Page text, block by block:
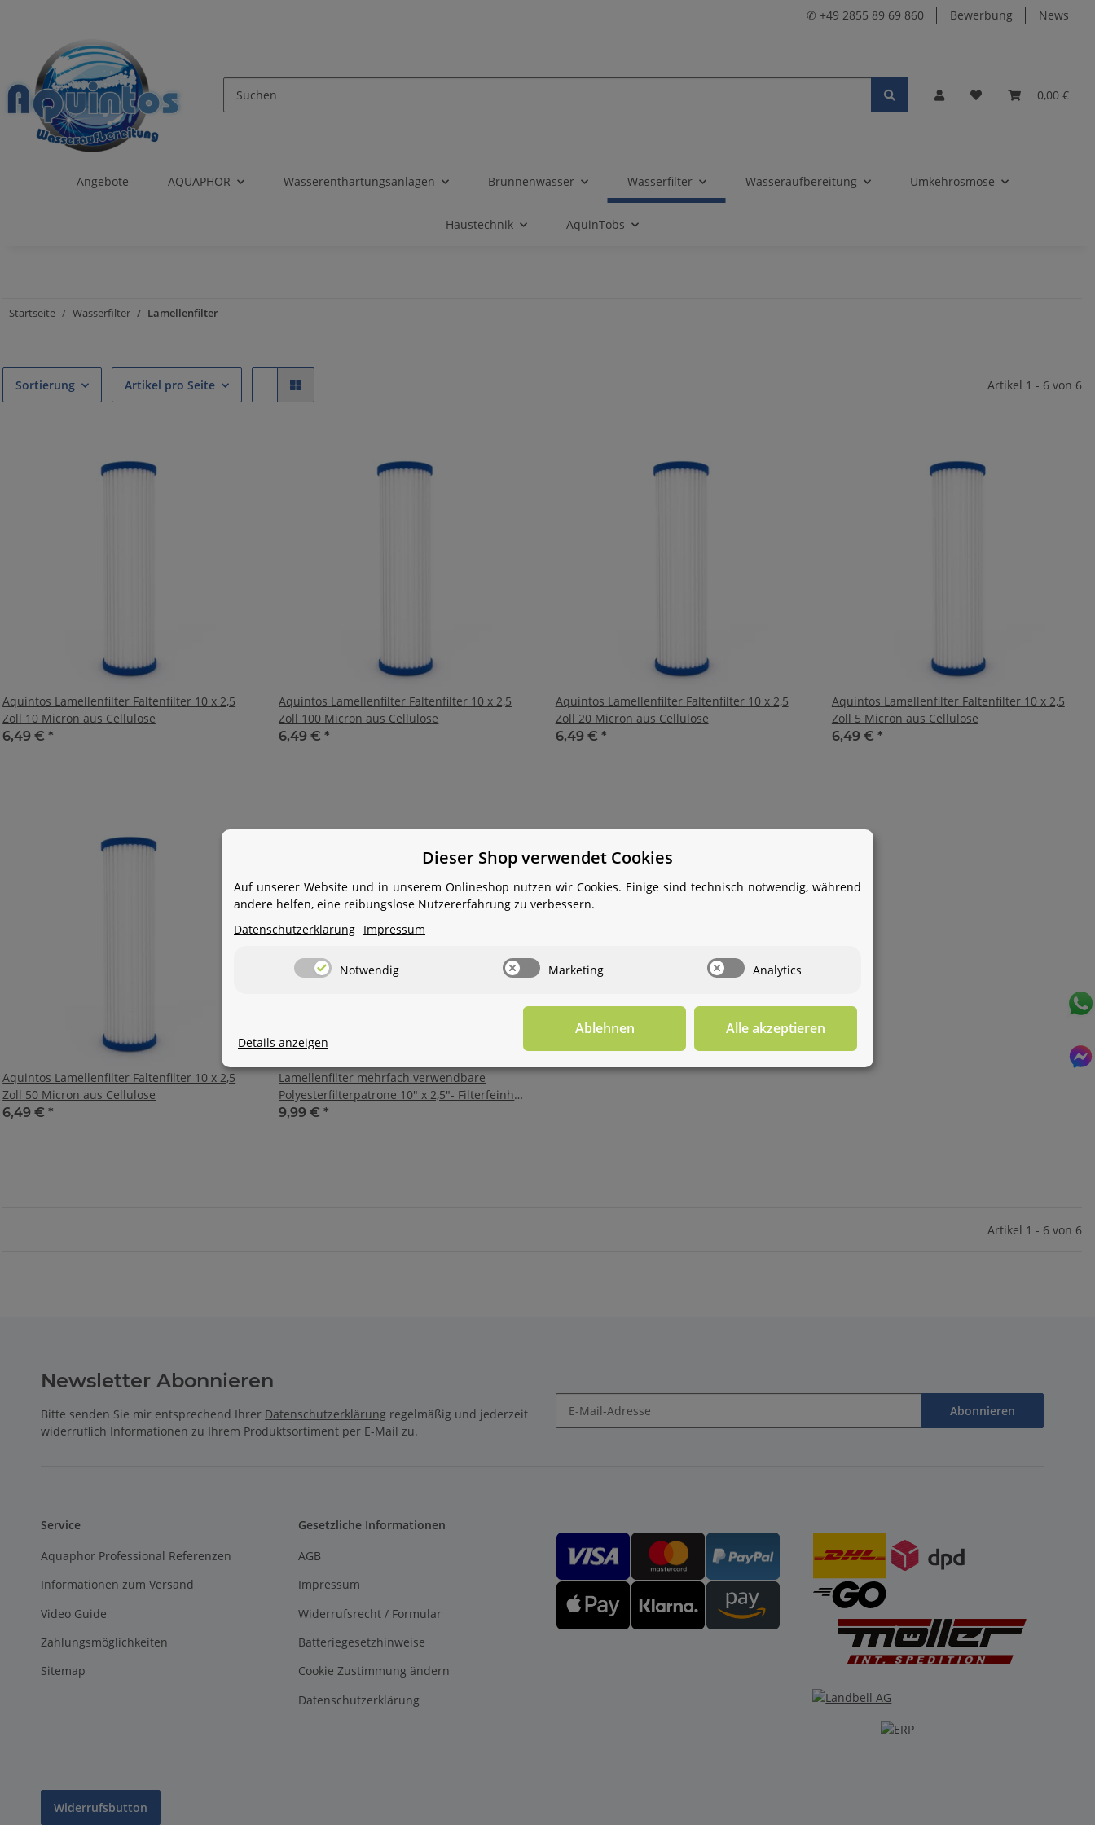
✆ +49 2855 89 69 860 Bewerbung News
0,00 €
Angebote AQUAPHOR Wasserenthärtungsanlagen Brunnenwasser Wasserfilter Wasseraufbereitung Umkehrosmose
Haustechnik AquinTobs
Startseite Wasserfilter Lamellenfilter
Sortierung Artikel pro Seite Artikel 1 - 6 von 6
Aquintos Lamellenfilter Faltenfilter 10 x 2,5
Zoll 10 Micron aus Cellulose
6,49 €*
Aquintos Lamellenfilter Faltenfilter 10 x 2,5
Zoll 100 Micron aus Cellulose
6,49 €*
Aquintos Lamellenfilter Faltenfilter 10 x 2,5
Zoll 20 Micron aus Cellulose
6,49 € *
Aquintos Lamellenfilter Faltenfilter 10 x 2,5
Zoll 5 Micron aus Cellulose
6,49 € *
Aquintos Lamellenfilter Faltenfilter 10 x 2,5
Zoll 50 Micron aus Cellulose
6,49 €*
Lamellenfilter mehrfach verwendbare
Polyesterfilterpatrone 10" x 2,5"- Filterfeinheit
20µ -2 Stück
9,99 €*
Artikel 1 - 6 von 6
Newsletter Abonnieren
Bitte senden Sie mir entsprechend Ihrer Datenschutzerklärung regelmäßig und jederzeit
widerruflich Informationen zu Ihrem Produktsortiment per E-Mail zu.
Abonnieren
Service
Aquaphor Professional Referenzen
Informationen zum Versand
Video Guide
Zahlungsmöglichkeiten
Sitemap
Gesetzliche Informationen
AGB
Impressum
Widerrufsrecht / Formular
Batteriegesetzhinweise
Cookie Zustimmung ändern
Datenschutzerklärung
Widerrufsbutton
Ihr WhatsApp-Kontakt zum
Ihnen behilflich sein?
Dieser Shop verwendet Cookies
Auf unserer Website und in unserem Onlineshop nutzen wir Cookies. Einige sind technisch notwendig, während
andere helfen, eine reibungslose Nutzererfahrung zu verbessern.
Datenschutzerklärung Impressum
Notwendig Marketing Analytics
Details anzeigen
Ablehnen Alle akzeptieren